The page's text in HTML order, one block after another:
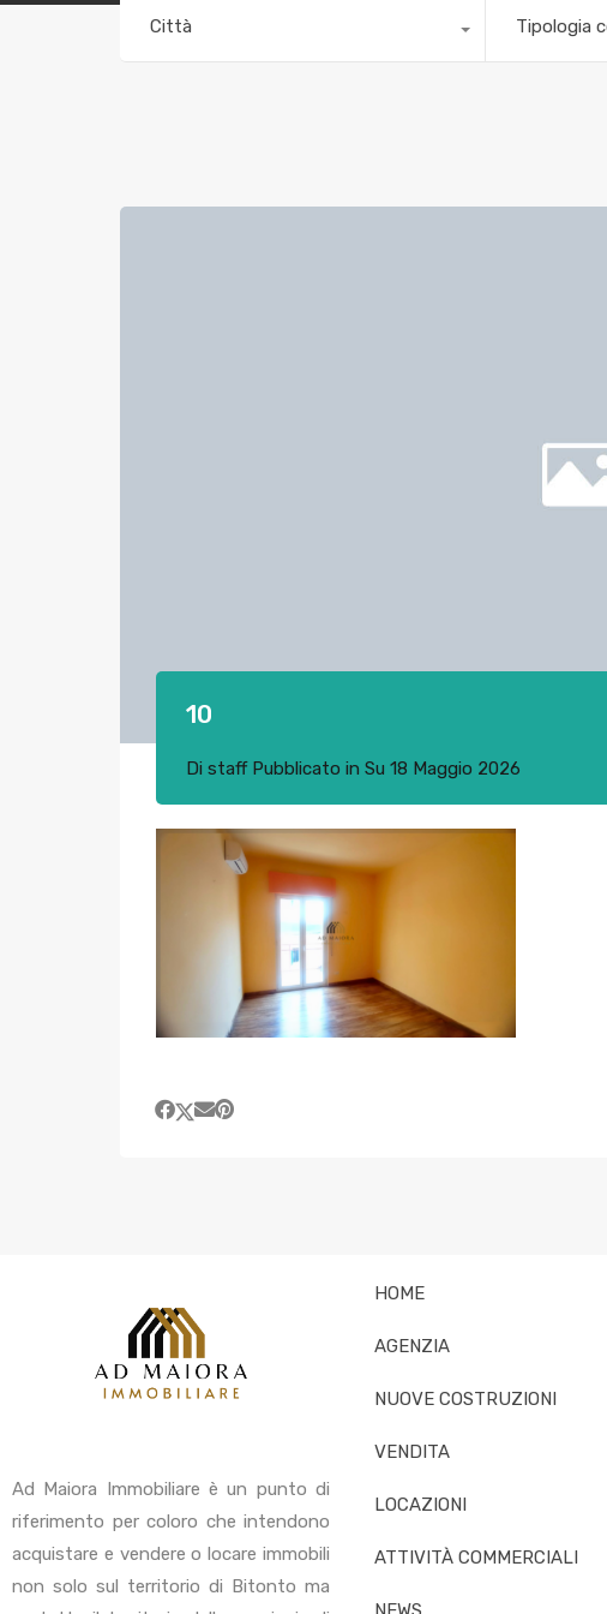
Città Tipologia
10
Di staffPubblicato in Su 18 Maggio 2026
Ad Maiora Immobiliare è un punto di
riferimento per coloro che intendono
acquistare e vendere o locare immobili
non solo sul territorio di Bitonto ma
HOME
AGENZIA
NUOVE COSTRUZIONI
VENDITA
LOCAZIONI
ATTIVITÀ COMMERCIALI